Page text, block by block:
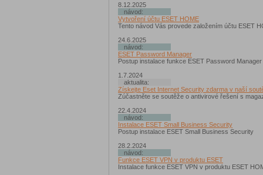
8.12.2025
návod:
Vytvoření účtu ESET HOME
Tento návod Vás provede založením účtu ESET
24.6.2025
návod:
ESET Password Manager
Postup instalace funkce ESET Password Manager
1.7.2024
aktualita:
Získejte Eset Internet Security zdarma v naší
Zúčastněte se soutěže o antivirové řešení s
22.4.2024
návod:
Instalace ESET Small Business Security
Postup instalace ESET Small Business Security
28.2.2024
návod:
Funkce ESET VPN v produktu ESET
Instalace funkce ESET VPN v produktu ESET